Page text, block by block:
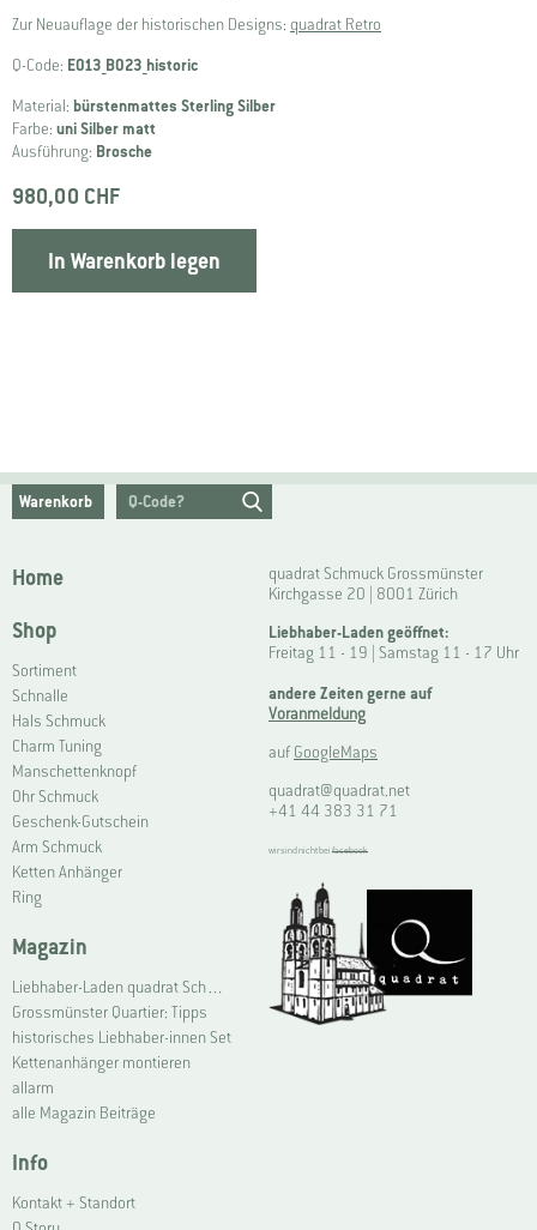
Zur Neuauflage der historischen Designs: quadrat Retro
Q-Code: E013_B023_historic
Material: bürstenmattes Sterling Silber
Farbe: uni Silber matt
Ausführung: Brosche
980,00 CHF
In Warenkorb legen
Warenkorb
Home
Shop
Sortiment
Schnalle
Hals Schmuck
Charm Tuning
Manschettenknopf
Ohr Schmuck
Geschenk-Gutschein
Arm Schmuck
Ketten Anhänger
Ring
Magazin
Liebhaber-Laden quadrat Schmuck Grossmünster | Connoisseur Shop quadrat jewellery Grossmünster
Grossmünster Quartier: Tipps
historisches Liebhaber-innen Set
Kettenanhänger montieren
allarm
alle Magazin Beiträge
Info
Kontakt + Standort
quadrat Schmuck Grossmünster
Kirchgasse 20 | 8001 Zürich
Liebhaber-Laden geöffnet:
Freitag 11 - 19 | Samstag 11 - 17 Uhr
andere Zeiten gerne auf
Voranmeldung
auf GoogleMaps
quadrat@quadrat.net
+41 44 383 31 71
wir sind nicht bei facebook